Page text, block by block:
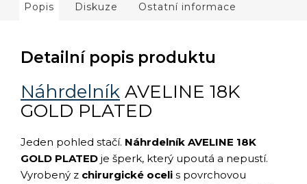
Popis Diskuze Ostatní informace
Detailní popis produktu
Náhrdelník AVELINE 18K
GOLD PLATED
Jeden pohled stačí. Náhrdelník AVELINE 18K
GOLD PLATED je šperk, který upoutá a nepustí.
Vyrobený z chirurgické oceli s povrchovou